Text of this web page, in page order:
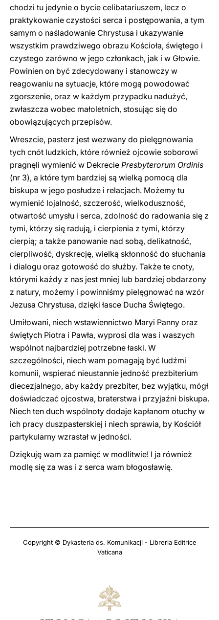
chodzi tu jedynie o bycie celibatariuszem, lecz o
praktykowanie czystości serca i postępowania, a tym
samym o naśladowanie Chrystusa i ukazywanie
wszystkim prawdziwego obrazu Kościoła, świętego i
czystego zarówno w jego członkach, jak i w Głowie.
Powinien on być zdecydowany i stanowczy w
reagowaniu na sytuacje, które mogą powodować
zgorszenie, oraz w każdym przypadku nadużyć,
zwłaszcza wobec małoletnich, stosując się do
obowiązujących przepisów.
Wreszcie, pasterz jest wezwany do pielęgnowania
tych cnót ludzkich, które również ojcowie soborowi
pragnęli wymienić w Dekrecie Presbyterorum Ordinis
(nr 3), a które tym bardziej są wielką pomocą dla
biskupa w jego posłudze i relacjach. Możemy tu
wymienić lojalność, szczerość, wielkoduszność,
otwartość umysłu i serca, zdolność do radowania się z
tymi, którzy się radują, i cierpienia z tymi, którzy
cierpią; a także panowanie nad sobą, delikatność,
cierpliwość, dyskrecję, wielką skłonność do słuchania
i dialogu oraz gotowość do służby. Także te cnoty,
którymi każdy z nas jest mniej lub bardziej obdarzony
z natury, możemy i powinniśmy pielęgnować na wzór
Jezusa Chrystusa, dzięki łasce Ducha Świętego.
Umiłowani, niech wstawiennictwo Maryi Panny oraz
świętych Piotra i Pawła, wyprosi dla was i waszych
wspólnot najbardziej potrzebne łaski. W
szczególności, niech wam pomagają być ludźmi
komunii, wspierać nieustannie jedność prezbiterium
diecezjalnego, aby każdy prezbiter, bez wyjątku, mógł
doświadczać ojcostwa, braterstwa i przyjaźni biskupa.
Niech ten duch wspólnoty dodaje kapłanom otuchy w
ich pracy duszpasterskiej i niech sprawia, by Kościół
partykularny wzrastał w jedności.
Dziękuję wam za pamięć w modlitwie! I ja również
modlę się za was i z serca wam błogosławię.
Copyright © Dykasteria ds. Komunikacji - Libreria Editrice
Vaticana